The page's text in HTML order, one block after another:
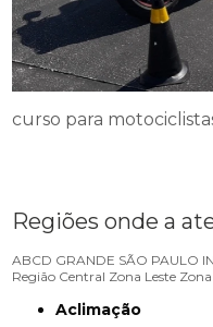
curso para
Regiões onde a
ABCD GRANDE SÃO PAULO
Região Central Zona Leste
Aclimação